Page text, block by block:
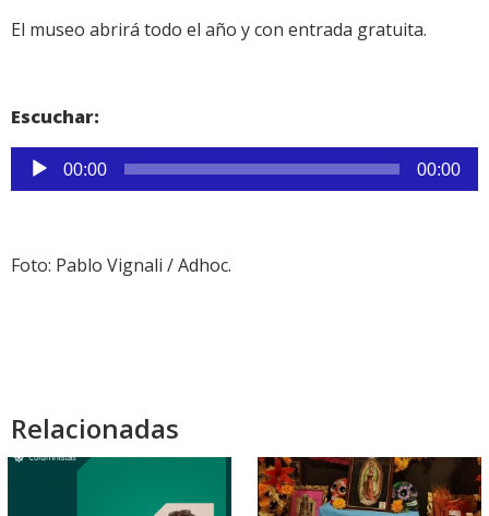
El museo abrirá todo el año y con entrada gratuita.
Escuchar:
Reproductor
de
00:00 00:00
Foto: Pablo Vignali / Adhoc.
Relacionadas